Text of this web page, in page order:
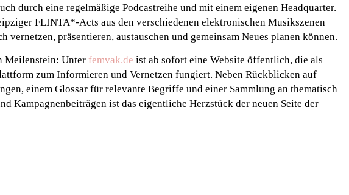
durch eine regelmäßige Podcastreihe und mit einem eigenen Headquarter.
FLINTA*-Acts aus den verschiedenen elektronischen Musikszenen
vernetzen, präsentieren, austauschen und gemeinsam Neues planen können.
Meilenstein: Unter femvak.de ist ab sofort eine Website öffentlich, die als
zum Informieren und Vernetzen fungiert. Neben Rückblicken auf
einem Glossar für relevante Begriffe und einer Sammlung an thematisch
Kampagnenbeiträgen ist das eigentliche Herzstück der neuen Seite der